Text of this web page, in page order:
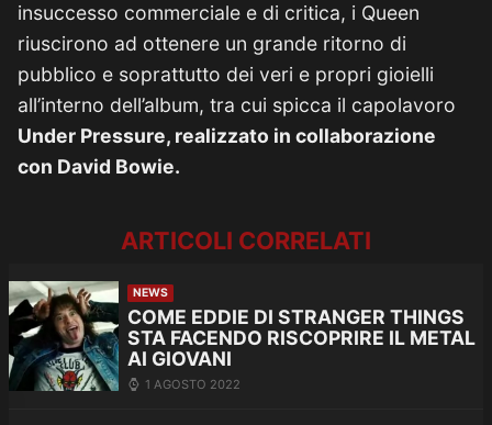
insuccesso commerciale e di critica, i Queen
riuscirono ad ottenere un grande ritorno di
pubblico e soprattutto dei veri e propri gioielli
all’interno dell’album, tra cui spicca il capolavoro
Under Pressure, realizzato in collaborazione
con David Bowie.
ARTICOLI CORRELATI
NEWS
COME EDDIE DI STRANGER THINGS
STA FACENDO RISCOPRIRE IL METAL
AI GIOVANI
1 AGOSTO 2022